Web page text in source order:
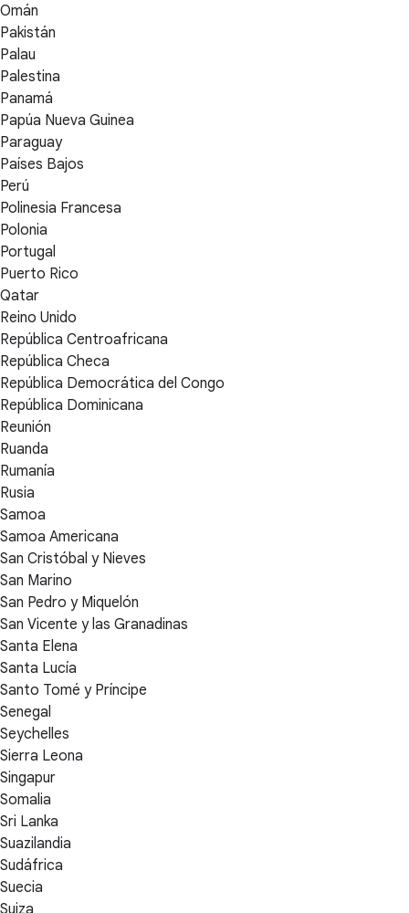
Omán
Pakistán
Palau
Palestina
Panamá
Papúa Nueva Guinea
Paraguay
Países Bajos
Perú
Polinesia Francesa
Polonia
Portugal
Puerto Rico
Qatar
Reino Unido
República Centroafricana
República Checa
República Democrática del Congo
República Dominicana
Reunión
Ruanda
Rumanía
Rusia
Samoa
Samoa Americana
San Cristóbal y Nieves
San Marino
San Pedro y Miquelón
San Vicente y las Granadinas
Santa Elena
Santa Lucía
Santo Tomé y Príncipe
Senegal
Seychelles
Sierra Leona
Singapur
Somalia
Sri Lanka
Suazilandia
Sudáfrica
Suecia
Suiza